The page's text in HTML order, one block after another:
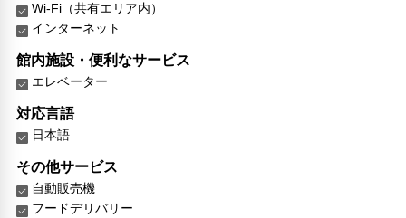
Wi-Fi（共有エリア内）
インターネット
館内施設・便利なサービス
エレベーター
対応言語
日本語
その他サービス
自動販売機
フードデリバリー